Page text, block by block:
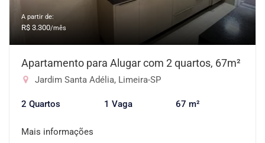
A partir de:
R$ 3.300/mês
Apartamento para Alugar com 2 quartos, 67m²
Jardim Santa Adélia, Limeira-SP
2 Quartos 1 Vaga 67 m²
Mais informações